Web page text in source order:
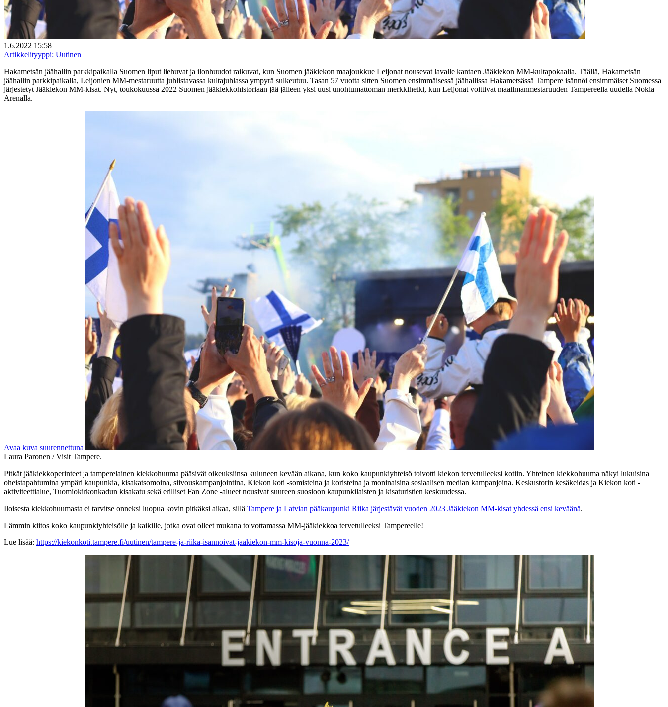
1.6.2022 15:58
Artikkelityyppi: Uutinen
Hakametsän jäähallin parkkipaikalla Suomen liput liehuvat ja ilonhuudot raikuvat, kun Suomen jääkiekon maajoukkue Leijonat nousevat lavalle kantaen Jääkiekon MM-kultapokaalia. Täällä, Hakametsän
jäähallin parkkipaikalla, Leijonien MM-mestaruutta juhlistavassa kultajuhlassa ympyrä sulkeutuu. Tasan 57 vuotta sitten Suomen ensimmäisessä jäähallissa Hakametsässä Tampere isännöi ensimmäiset Suomessa
järjestetyt Jääkiekon MM-kisat. Nyt, toukokuussa 2022 Suomen jääkiekkohistoriaan jää jälleen yksi uusi unohtumattoman merkkihetki, kun Leijonat voittivat maailmanmestaruuden Tampereella uudella Nokia
Arenalla.
Avaa kuva suurennettuna
Laura Paronen / Visit Tampere.
Pitkät jääkiekkoperinteet ja tamperelainen kiekkohuuma pääsivät oikeuksiinsa kuluneen kevään aikana, kun koko kaupunkiyhteisö toivotti kiekon tervetulleeksi kotiin. Yhteinen kiekkohuuma näkyi lukuisina
oheistapahtumina ympäri kaupunkia, kisakatsomoina, siivouskampanjointina, Kiekon koti -somisteina ja koristeina ja moninaisina sosiaalisen median kampanjoina. Keskustorin kesäkeidas ja Kiekon koti -
aktiviteettialue, Tuomiokirkonkadun kisakatu sekä erilliset Fan Zone -alueet nousivat suureen suosioon kaupunkilaisten ja kisaturistien keskuudessa.
Iloisesta kiekkohuumasta ei tarvitse onneksi luopua kovin pitkäksi aikaa, sillä Tampere ja Latvian pääkaupunki Riika järjestävät vuoden 2023 Jääkiekon MM-kisat yhdessä ensi keväänä.
Lämmin kiitos koko kaupunkiyhteisölle ja kaikille, jotka ovat olleet mukana toivottamassa MM-jääkiekkoa tervetulleeksi Tampereelle!
Lue lisää: https://kiekonkoti.tampere.fi/uutinen/tampere-ja-riika-isannoivat-jaakiekon-mm-kisoja-vuonna-2023/